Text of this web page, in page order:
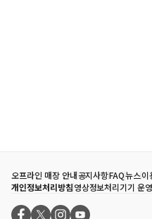
오프라인 매장 안내공지사항FAQ뉴스이
개인정보처리방침영상정보처리기기 운